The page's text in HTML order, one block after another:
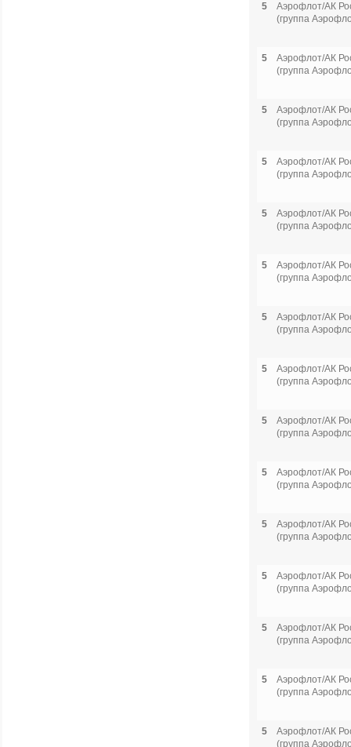
5
Аэрофлот/АК
(группа
5
Аэрофлот/АК
(группа
5
Аэрофлот/АК
(группа
5
Аэрофлот/АК
(группа
5
Аэрофлот/АК
(группа
5
Аэрофлот/АК
(группа
5
Аэрофлот/АК
(группа
5
Аэрофлот/АК
(группа
5
Аэрофлот/АК
(группа
5
Аэрофлот/АК
(группа
5
Аэрофлот/АК
(группа
5
Аэрофлот/АК
(группа
5
Аэрофлот/АК
(группа
5
Аэрофлот/АК
(группа
5
Аэрофлот/АК
(группа